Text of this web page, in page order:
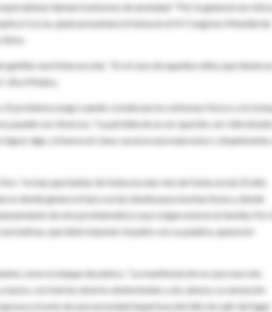
llaman trastornos de ansiedad. "Por lo general son
Coccia, quien presentará el tema en el IV Congreso Mundial de
gatillar una fobia escolar. "Es el caso de aquellos niños que tienen
dice Madou.
El problema surge cuando comienzan los síntomas físicos y el
pueden ser diversos: "La pérdida de un ser querido, ser
algo, orinarse en clase, sacarse una mala nota o,
"no hay que hablar de fobia escolar sino de fobia social. El niño
donde genera el lazo social, donde pasa muchas horas y donde
de otra problemática cuyo origen está en la familia. Por
que debe imponer el padre con su palabra, aparecen
como el ataque de pánico. "La manifestación es una reacción
con fuertes dolores abdominales y de cabeza. La sensación
a través de una necesidad imperiosa del niño de salir del lugar